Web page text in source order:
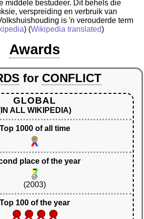
middele bestudeer. Dit behels die
verspreiding en verbruik van
is 'n verouderde term
) (Wikipedia translated)
Awards
for CONFLICT
GLOBAL
ALL WIKIPEDIA)
Top 1000 of all time
place of the year
(2003)
Top 100 of the year